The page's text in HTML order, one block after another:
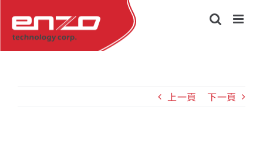
content
上一頁 下一頁